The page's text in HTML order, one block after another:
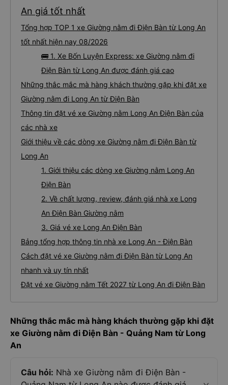
An giá tốt nhất
Tổng hợp TOP 1 xe Giường nằm đi Điện Bàn từ Long An
tốt nhất hiện nay 08/2026
🚌 1. Xe Bốn Luyện Express: xe Giường nằm đi
Điện Bàn từ Long An được đánh giá cao
Những thắc mắc mà hàng khách thường gặp khi đặt xe
Giường nằm đi Long An từ Điện Bàn
Thông tin đặt vé xe Giường nằm Long An Điện Bàn của
các nhà xe
Giới thiệu về các dòng xe Giường nằm đi Điện Bàn từ
Long An
1. Giới thiệu các dòng xe Giường nằm Long An
Điện Bàn
2. Về chất lượng, review, đánh giá nhà xe Long
An Điện Bàn Giường nằm
3. Giá vé xe Long An Điện Bàn
Bảng tổng hợp thông tin nhà xe Long An - Điện Bàn
Cách đặt vé xe Giường nằm đi Điện Bàn từ Long An
nhanh và uy tín nhất
Đặt vé xe Giường nằm Tết 2027 từ Long An đi Điện Bàn
Những thắc mắc mà hàng khách thường gặp khi đặt
xe Giường nằm đi Điện Bàn - Quảng Nam từ Long
An
Câu hỏi: Nhà xe Giường nằm đi Điện Bàn -